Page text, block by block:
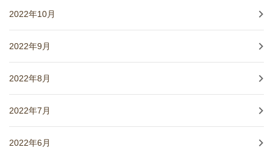
2022年10月
2022年9月
2022年8月
2022年7月
2022年6月